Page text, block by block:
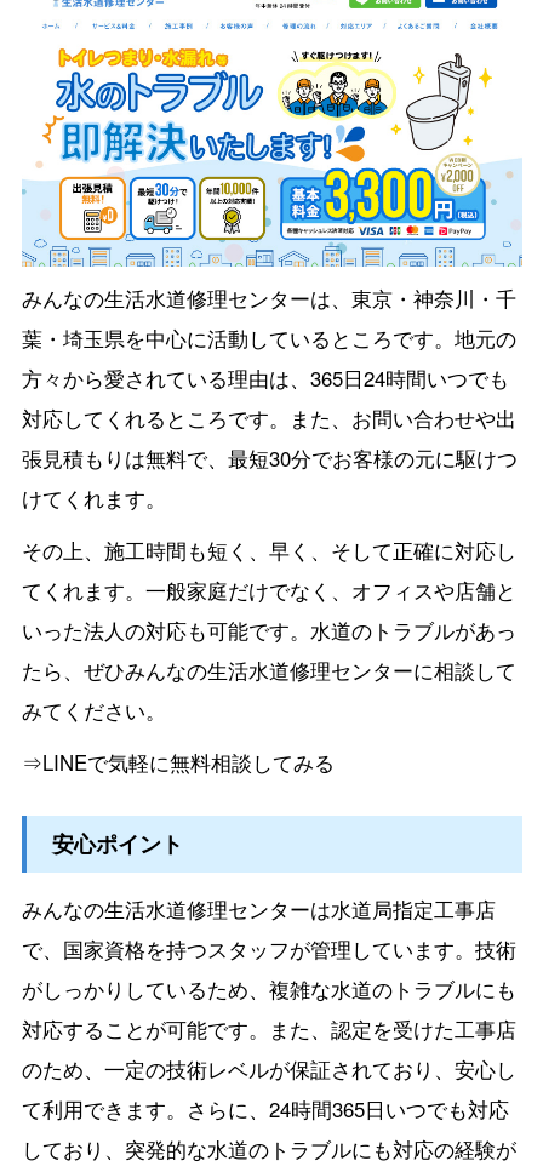
みんなの生活水道修理センターは、東京・神奈川・千
葉・埼玉県を中心に活動しているところです。地元の
方々から愛されている理由は、365日24時間いつでも
対応してくれるところです。また、お問い合わせや出
張見積もりは無料で、最短30分でお客様の元に駆けつ
けてくれます。
その上、施工時間も短く、早く、そして正確に対応し
てくれます。一般家庭だけでなく、オフィスや店舗と
いった法人の対応も可能です。水道のトラブルがあっ
たら、ぜひみんなの生活水道修理センターに相談して
みてください。
⇒LINEで気軽に無料相談してみる
安心ポイント
みんなの生活水道修理センターは水道局指定工事店
で、国家資格を持つスタッフが管理しています。技術
がしっかりしているため、複雑な水道のトラブルにも
対応することが可能です。また、認定を受けた工事店
のため、一定の技術レベルが保証されており、安心し
て利用できます。さらに、24時間365日いつでも対応
しており、突発的な水道のトラブルにも対応の経験が